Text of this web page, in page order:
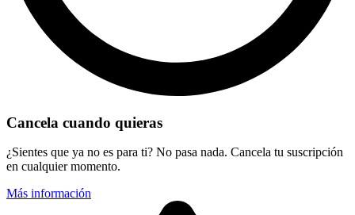
Cancela cuando quieras
¿Sientes que ya no es para ti? No pasa nada. Cancela tu suscripción
en cualquier momento.
Más información